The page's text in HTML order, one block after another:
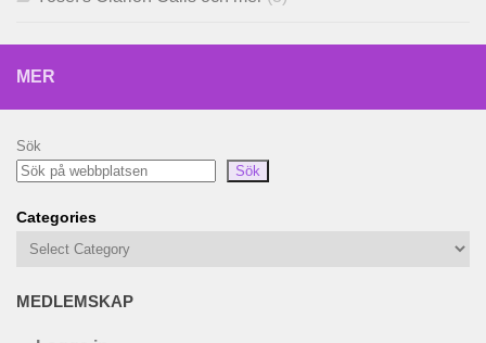
MER
Sök
Sök
Categories
MEDLEMSKAP